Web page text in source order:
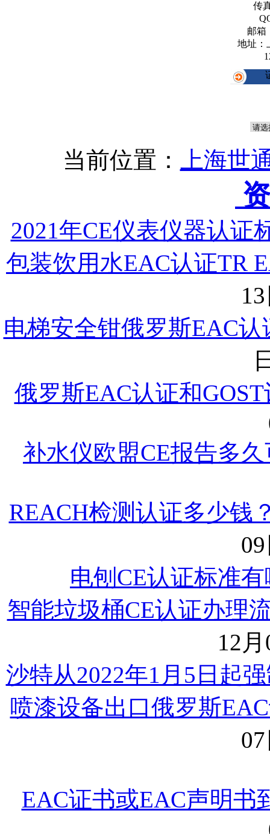
传
邮箱
地址：
当前位置： 上海世
2021年CE仪表仪器认证
包装饮用水EAC认证TR
电梯安全钳俄罗斯EAC
俄罗斯EAC认证和
补水仪欧盟CE报告多
REACH检测认证多少钱
电刨CE认证标准
智能垃圾桶CE认证办理
12
沙特从2022年1月5日起
喷漆设备出口俄罗斯
EAC证书或EAC声明书